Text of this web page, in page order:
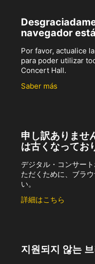
navegador
Por favor, actualice
para poder utilizar
Concert Hall.
Saber más
申し訳ありませ
は古くなってお
デジタル・コンサー
ただくために、ブラ
い。
詳細はこちら
지원되지 않는